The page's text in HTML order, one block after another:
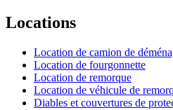
Locations
Location de camion de
Location de fourgonnette
Location de remorque
Location de véhicule de
Diables et couvertures de